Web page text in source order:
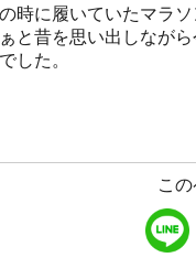
時に履いていたマラソ
と昔を思い出しなが
した。
こ